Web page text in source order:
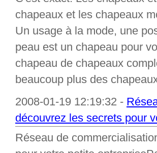
chapeaux et les chapeaux
Un usage à la mode, une
peau est un chapeau pour
chapeau de chapeaux
beaucoup plus des
2008-01-19 12:19:32 -
découvrez les secrets pour
Réseau de